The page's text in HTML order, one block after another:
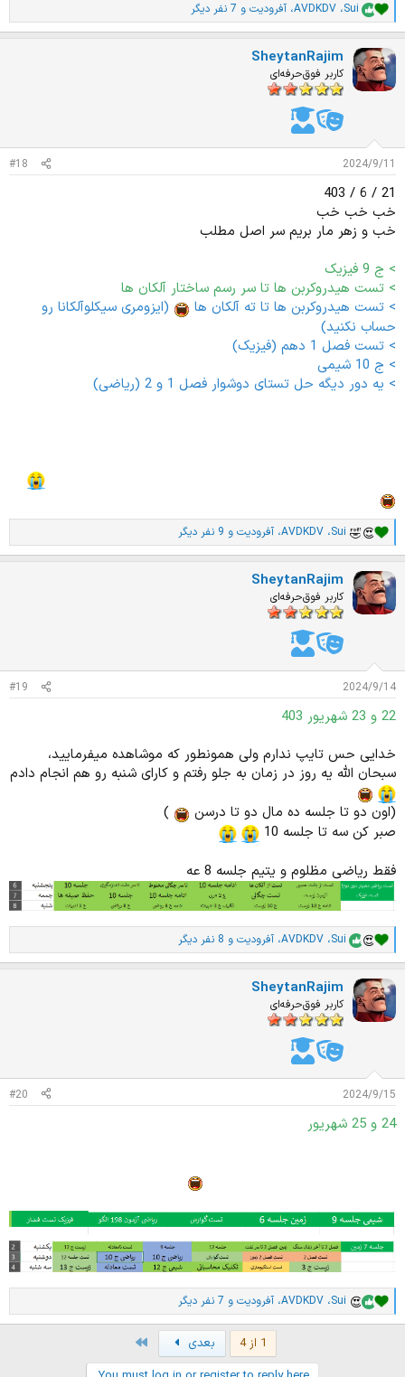
ا
م
ت
ی
ز
Sui، AVDKDV، آفرودیت و 7 نفر دیگر
SheytanRajim
کاربر فوق‌حرفه‌ای
2024/9/11
#18
21 / 6 / 403
خب خب خب
خب و زهر مار بریم سر اصل مطلب
> ج 9 فیزیک
> تست هیدروکربن ها تا سر رسم ساختار آلکان ها
> تست هیدروکربن ها تا ته آلکان ها
(ایزومری سیکلوآلکانا رو
حساب نکنید)
> تست فصل 1 دهم (فیزیک)
> ج 10 شیمی
> یه دور دیگه حل تستای دوشوار فصل 1 و 2 (ریاضی)
ا
م
ت
ی
ز
Sui، AVDKDV، آفرودیت و 9 نفر دیگر
SheytanRajim
کاربر فوق‌حرفه‌ای
2024/9/14
#19
22 و 23 شهریور 403
خدایی حس تایپ ندارم ولی همونطور که موشاهده میفرمایید،
سبحان الله یه روز در زمان به جلو رفتم و کارای شنبه رو هم انجام دادم
(اون دو تا جلسه ده مال دو تا درسن
)
صبر کن سه تا جلسه 10
فقط ریاضی مظلوم و یتیم جلسه 8 عه
ا
م
ی
ز
Sui، AVDKDV، آفرودیت و 8 نفر دیگر
SheytanRajim
کاربر فوق‌حرفه‌ای
2024/9/15
#20
24 و 25 شهریور
ا
م
Sui، AVDKDV، آفرودیت و 7 نفر دیگر
1 از 4 بعدی